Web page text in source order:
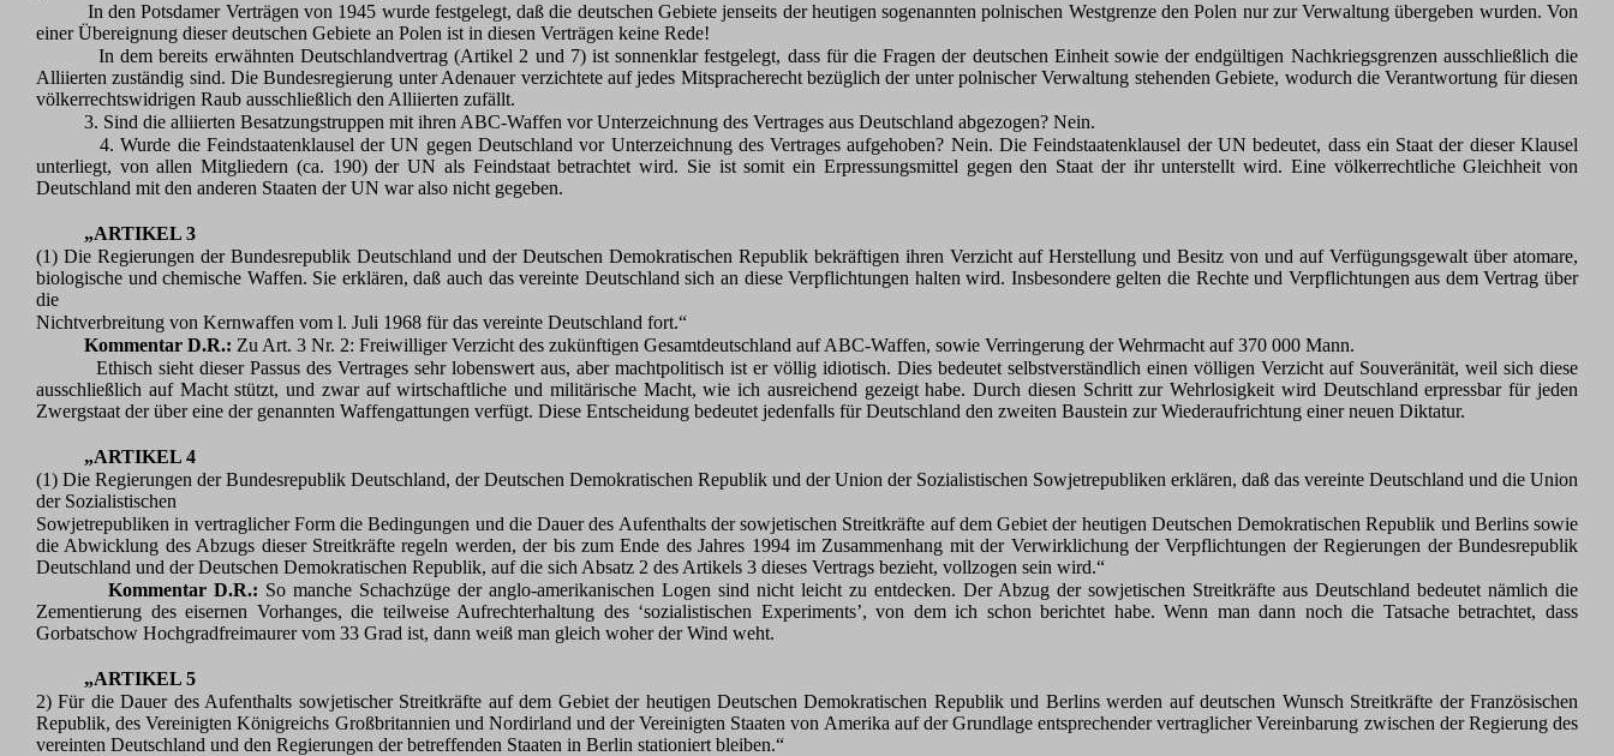
In den Potsdamer Verträgen von 1945 wurde festgelegt, daß die deutschen Gebiete jenseits der heutigen sogenannten polnischen Westgrenze den Polen nur zur Verwaltung übergeben wurden. Von
einer Übereignung dieser deutschen Gebiete an Polen ist in diesen Verträgen keine Rede!
In dem bereits erwähnten Deutschlandvertrag (Artikel 2 und 7) ist sonnenklar festgelegt, dass für die Fragen der deutschen Einheit sowie der endgültigen Nachkriegsgrenzen ausschließlich die
Alliierten zuständig sind. Die Bundesregierung unter Adenauer verzichtete auf jedes Mitspracherecht bezüglich der unter polnischer Verwaltung stehenden Gebiete, wodurch die Verantwortung für diesen
völkerrechtswidrigen Raub ausschließlich den Alliierten zufällt.
3. Sind die alliierten Besatzungstruppen mit ihren ABC-Waffen vor Unterzeichnung des Vertrages aus Deutschland abgezogen? Nein.
4. Wurde die Feindstaatenklausel der UN gegen Deutschland vor Unterzeichnung des Vertrages aufgehoben? Nein. Die Feindstaatenklausel der UN bedeutet, dass ein Staat der dieser Klausel
unterliegt, von allen Mitgliedern (ca. 190) der UN als Feindstaat betrachtet wird. Sie ist somit ein Erpressungsmittel gegen den Staat der ihr unterstellt wird. Eine völkerrechtliche Gleichheit von
Deutschland mit den anderen Staaten der UN war also nicht gegeben.
„ARTIKEL 3
(1) Die Regierungen der Bundesrepublik Deutschland und der Deutschen Demokratischen Republik bekräftigen ihren Verzicht auf Herstellung und Besitz von und auf Verfügungsgewalt über atomare,
biologische und chemische Waffen. Sie erklären, daß auch das vereinte Deutschland sich an diese Verpflichtungen halten wird. Insbesondere gelten die Rechte und Verpflichtungen aus dem Vertrag über
die
Nichtverbreitung von Kernwaffen vom l. Juli 1968 für das vereinte Deutschland fort.“
Kommentar D.R.: Zu Art. 3 Nr. 2: Freiwilliger Verzicht des zukünftigen Gesamtdeutschland auf ABC-Waffen, sowie Verringerung der Wehrmacht auf 370 000 Mann.
Ethisch sieht dieser Passus des Vertrages sehr lobenswert aus, aber machtpolitisch ist er völlig idiotisch. Dies bedeutet selbstverständlich einen völligen Verzicht auf Souveränität, weil sich diese
ausschließlich auf Macht stützt, und zwar auf wirtschaftliche und militärische Macht, wie ich ausreichend gezeigt habe. Durch diesen Schritt zur Wehrlosigkeit wird Deutschland erpressbar für jeden
Zwergstaat der über eine der genannten Waffengattungen verfügt. Diese Entscheidung bedeutet jedenfalls für Deutschland den zweiten Baustein zur Wiederaufrichtung einer neuen Diktatur.
„ARTIKEL 4
(1) Die Regierungen der Bundesrepublik Deutschland, der Deutschen Demokratischen Republik und der Union der Sozialistischen Sowjetrepubliken erklären, daß das vereinte Deutschland und die Union
der Sozialistischen
Sowjetrepubliken in vertraglicher Form die Bedingungen und die Dauer des Aufenthalts der sowjetischen Streitkräfte auf dem Gebiet der heutigen Deutschen Demokratischen Republik und Berlins sowie
die Abwicklung des Abzugs dieser Streitkräfte regeln werden, der bis zum Ende des Jahres 1994 im Zusammenhang mit der Verwirklichung der Verpflichtungen der Regierungen der Bundesrepublik
Deutschland und der Deutschen Demokratischen Republik, auf die sich Absatz 2 des Artikels 3 dieses Vertrags bezieht, vollzogen sein wird.“
Kommentar D.R.: So manche Schachzüge der anglo-amerikanischen Logen sind nicht leicht zu entdecken. Der Abzug der sowjetischen Streitkräfte aus Deutschland bedeutet nämlich die
Zementierung des eisernen Vorhanges, die teilweise Aufrechterhaltung des ‘sozialistischen Experiments’, von dem ich schon berichtet habe. Wenn man dann noch die Tatsache betrachtet, dass
Gorbatschow Hochgradfreimaurer vom 33 Grad ist, dann weiß man gleich woher der Wind weht.
„ARTIKEL 5
2) Für die Dauer des Aufenthalts sowjetischer Streitkräfte auf dem Gebiet der heutigen Deutschen Demokratischen Republik und Berlins werden auf deutschen Wunsch Streitkräfte der Französischen
Republik, des Vereinigten Königreichs Großbritannien und Nordirland und der Vereinigten Staaten von Amerika auf der Grundlage entsprechender vertraglicher Vereinbarung zwischen der Regierung des
vereinten Deutschland und den Regierungen der betreffenden Staaten in Berlin stationiert bleiben.“